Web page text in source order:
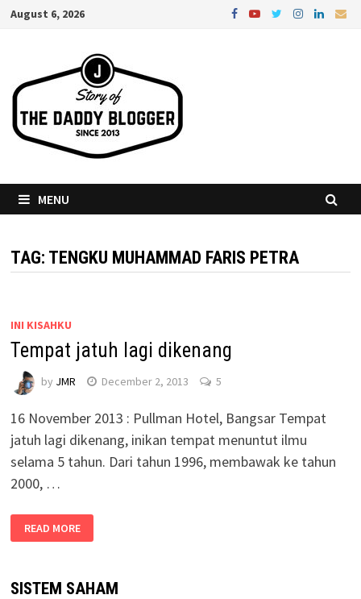
SkipAugust 6, 2026
MENU
TAG: TENGKU MUHAMMAD FARIS PETRA
INI KISAHKU
Tempat jatuh lagi dikenang
by JMR December 2, 2013 5
16 November 2013 : Pullman Hotel, Bangsar Tempat
jatuh lagi dikenang, inikan tempat menuntut ilmu
selama 5 tahun. Dari tahun 1996, membawak ke tahun
2000, …
READ MORE
SISTEM SAHAM